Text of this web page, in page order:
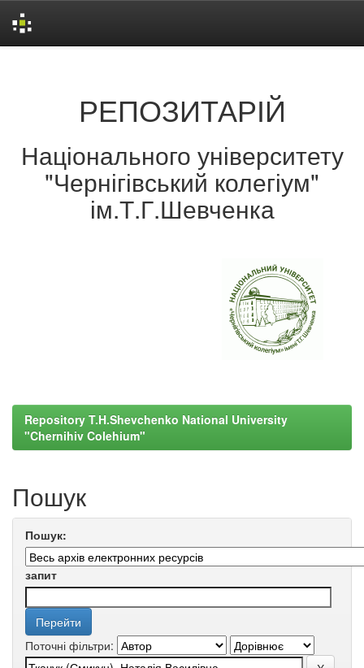
РЕПОЗИТАРІЙ
Національного університету
"Чернігівський колегіум"
ім.Т.Г.Шевченка
Repository T.H.Shevchenko National University
"Chernihiv Colehium"
Пошук
Пошук:
запит
Поточні фільтри: